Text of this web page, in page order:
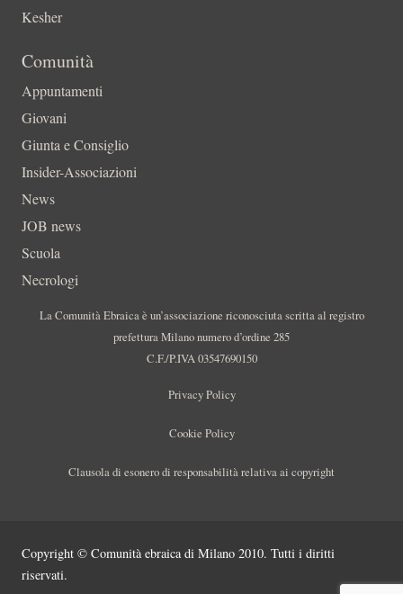
Kesher
Comunità
Appuntamenti
Giovani
Giunta e Consiglio
Insider-Associazioni
News
JOB news
Scuola
Necrologi
La Comunità Ebraica è un’associazione riconosciuta scritta al registro
prefettura Milano numero d’ordine 285
C.F./P.IVA 03547690150
Privacy Policy
Cookie Policy
Clausola di esonero di responsabilità relativa ai copyright
Copyright © Comunità ebraica di Milano 2010. Tutti i diritti
riservati.